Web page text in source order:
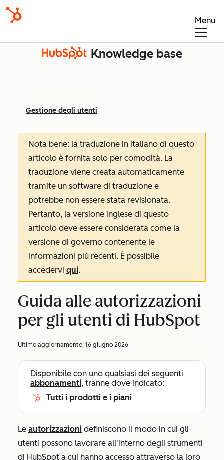
Menu
Knowledge base
Gestione degli utenti
Nota bene: la traduzione in italiano di questo
articolo è fornita solo per comodità. La
traduzione viene creata automaticamente
tramite un software di traduzione e
potrebbe non essere stata revisionata.
Pertanto, la versione inglese di questo
articolo deve essere considerata come la
versione di governo contenente le
informazioni più recenti. È possibile
accedervi qui.
Guida alle autorizzazioni
per gli utenti di HubSpot
Ultimo aggiornamento: 16 giugno 2026
Disponibile con uno qualsiasi dei seguenti
abbonamenti, tranne dove indicato:
Tutti i prodotti e i piani
Le autorizzazioni definiscono il modo in cui gli
utenti possono lavorare all'interno degli strumenti
di HubSpot a cui hanno accesso attraverso la loro